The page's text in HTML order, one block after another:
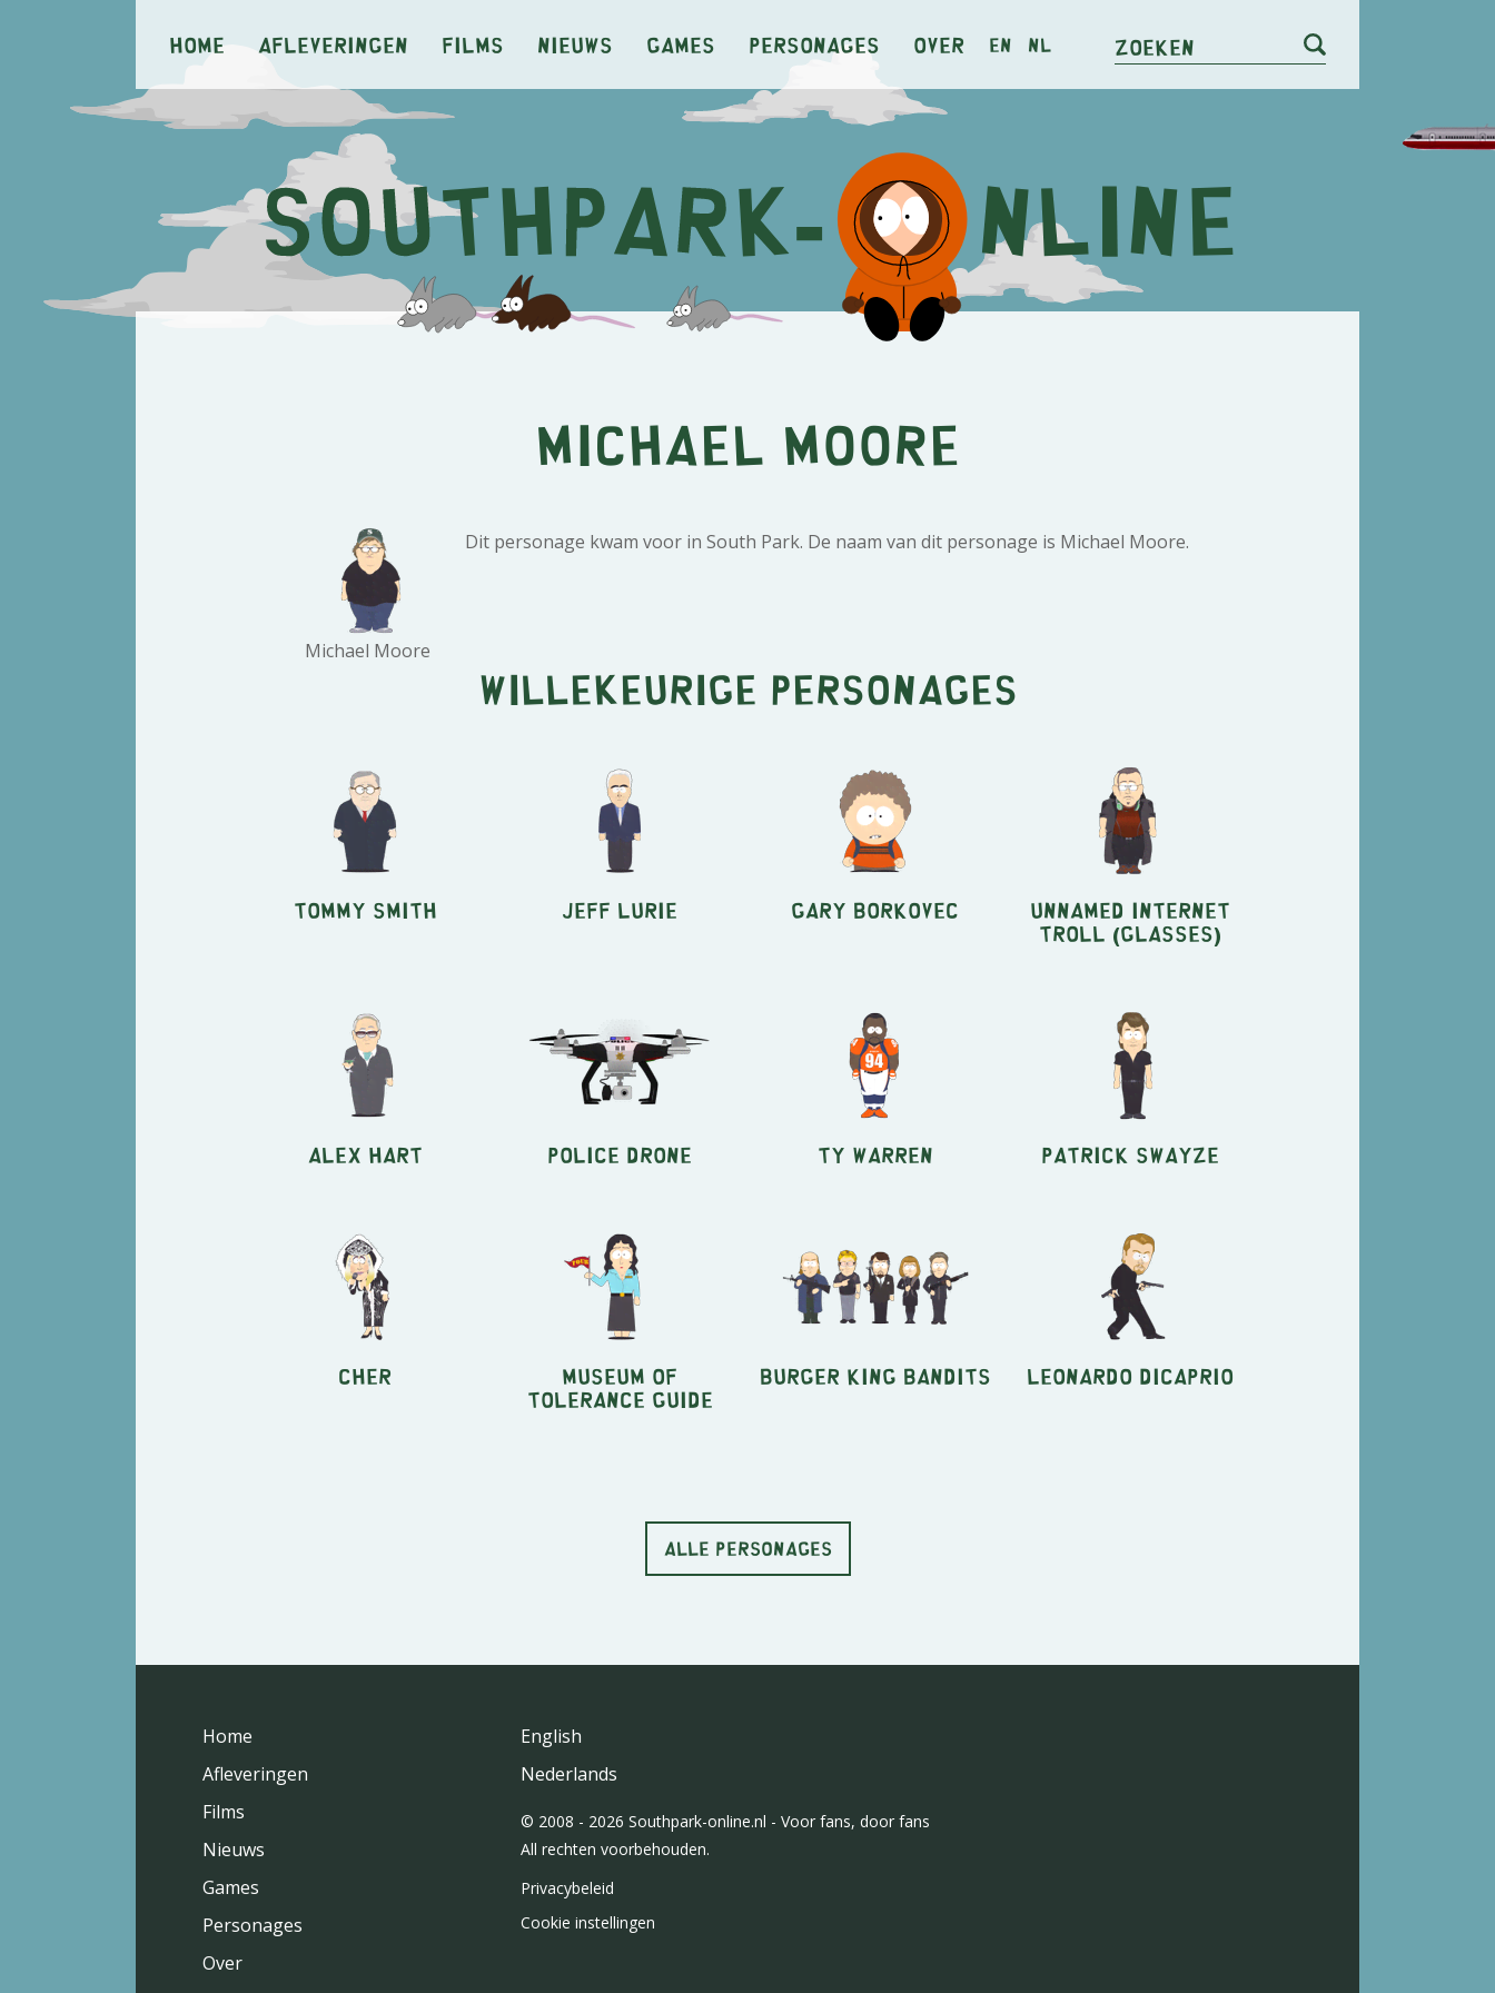
Home Afleveringen Films Nieuws Games Personages Over en nl Zoeken
Michael Moore
Michael Moore
Dit personage kwam voor in South Park. De naam van dit personage is Michael Moore.
Willekeurige personages
Tommy Smith Jeff Lurie Gary Borkovec Unnamed Internet
Troll (glasses)
Alex Hart Police Drone Ty Warren Patrick Swayze
Cher Museum of
Tolerance Guide
Burger King Bandits Leonardo DiCaprio
ALLE PERSONAGES
Home
Afleveringen
Films
Nieuws
Games
Personages
Over
English
Nederlands
© 2008 - 2026 Southpark-online.nl - Voor fans, door fans
All rechten voorbehouden.
Privacybeleid
Cookie instellingen